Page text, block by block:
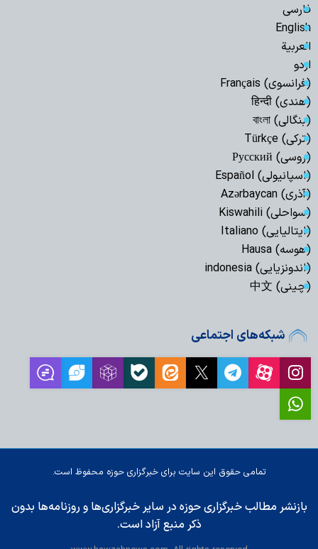
فارسی
English
العربیة
اردو
(فرانسوی) Français
(هندی) हिन्दी
(بنگالی) বাংলা
(ترکی) Türkçe
(روسی) Русский
(اسپانیولی) Español
(آذری) Azərbaycan
(سواحلی) Kiswahili
(ایتالیایی) Italiano
(هوسه) Hausa
(اندونزیایی) indonesia
(چینی) 中文
شبکه‌های اجتماعی
تمامی حقوق این سایت برای خبرگزاری حوزه محفوظ است.
بازنشر مطالب خبرگزاری حوزه در سایر خبرگزاری‌ها و روزنامه‌ها بدون
ذکر منبع آزاد است.